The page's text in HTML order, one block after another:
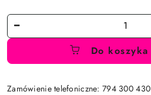
Ilość
Do koszyka
Zamówienie telefoniczne: 794 300 430